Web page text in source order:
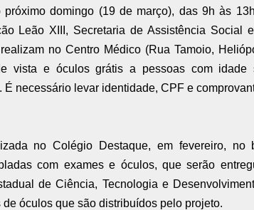
próximo domingo (19 de março), das 9h às
Leão XIII, Secretaria de Assistência Social
no Centro Médico (Rua Tamoio,
vista e óculos grátis a pessoas com idade
necessário levar identidade, CPF e
no Colégio Destaque, em fevereiro, no
com exames e óculos, que serão
de Ciência, Tecnologia e
óculos que são distribuídos pelo projeto.